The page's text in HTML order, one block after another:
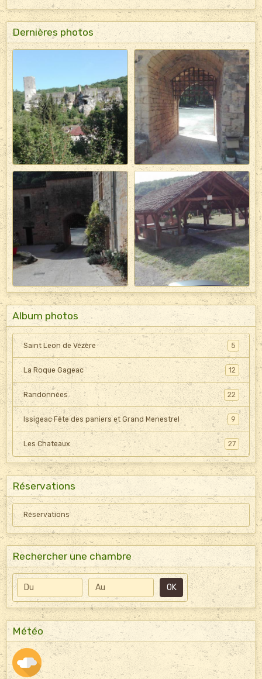
Dernières photos
Album photos
Saint Leon de Vézère 5
La Roque Gageac 12
Randonnées 22
Issigeac Fête des paniers et Grand Menestrel 9
Les Chateaux 27
Réservations
Réservations
Rechercher une chambre
Date de début Date de fin OK
Météo